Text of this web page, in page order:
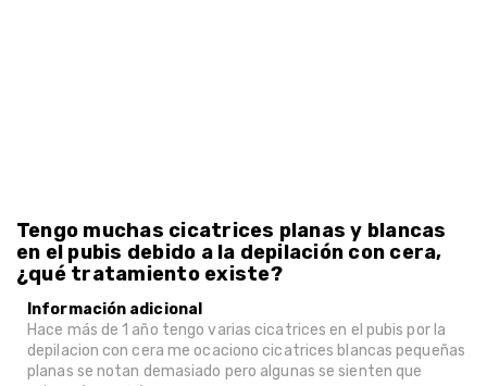
Tengo muchas cicatrices planas y blancas
en el pubis debido a la depilación con cera,
¿qué tratamiento existe?
Información adicional
Hace más de 1 año tengo varias cicatrices en el pubis por la
depilacion con cera me ocaciono cicatrices blancas pequeñas
planas se notan demasiado pero algunas se sienten que